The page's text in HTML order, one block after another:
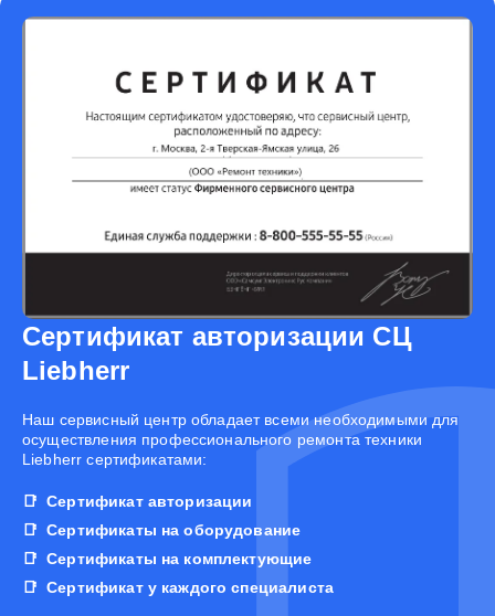
Сертификат авторизации СЦ
Liebherr
Наш сервисный центр обладает всеми необходимыми для
осуществления профессионального ремонта техники
Liebherr сертификатами:
Сертификат авторизации
Сертификаты на оборудование
Сертификаты на комплектующие
Сертификат у каждого специалиста